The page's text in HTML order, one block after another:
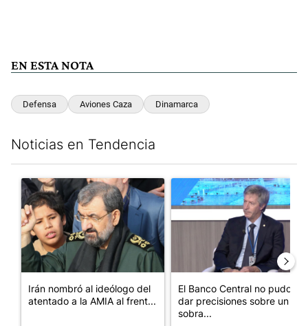
EN ESTA NOTA
Defensa Aviones Caza Dinamarca
Noticias en Tendencia
Un artículo de tendencia con el título "Irán nombró al ideólogo
Irán nombró al ideólogo del
atentado a la AMIA al frent...
Un artículo de tendencia
El Banco Central no pudo
dar precisiones sobre un
sobra...